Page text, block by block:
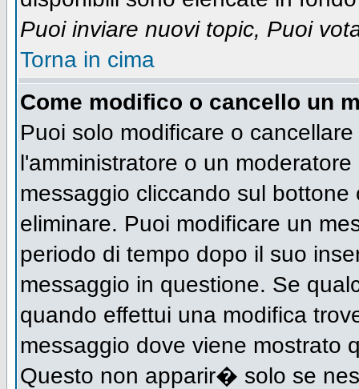
Puoi inviare nuovi topic, Puoi
Torna in cima
Come modifico o cancello un
Puoi solo modificare o
l'amministratore o un
messaggio cliccando sul
eliminare. Puoi modificare un
periodo di tempo dopo il suo
messaggio in questione. Se
quando effettui una modifica
messaggio dove viene mostrato
Questo non apparir� solo se